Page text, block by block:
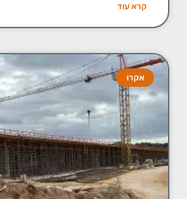
קרא עוד
אקרו